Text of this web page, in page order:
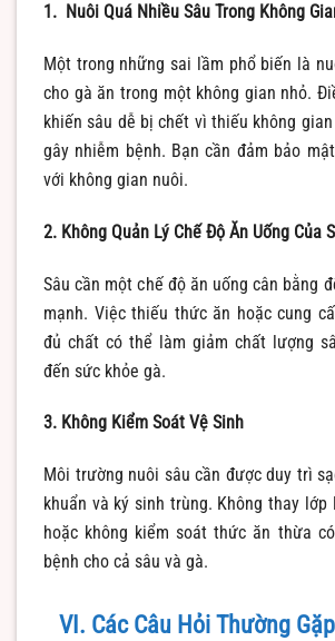
1. Nuôi Quá Nhiều Sâu Trong Không
Một trong những sai lầm phổ biến là
cho gà ăn trong một không gian nhỏ.
khiến sâu dễ bị chết vì thiếu không
gây nhiễm bệnh. Bạn cần đảm bảo
với không gian nuôi.
2. Không Quản Lý Chế Độ Ăn Uống Của
Sâu cần một chế độ ăn uống cân bằng
mạnh. Việc thiếu thức ăn hoặc cung
đủ chất có thể làm giảm chất lượng
đến sức khỏe gà.
3. Không Kiểm Soát Vệ Sinh
Môi trường nuôi sâu cần được duy trì
khuẩn và ký sinh trùng. Không thay
hoặc không kiểm soát thức ăn thừa
bệnh cho cả sâu và gà.
VI. Các Câu Hỏi Thường